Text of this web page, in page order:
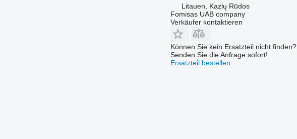
Litauen, Kazlų Rūdos
Fomisas UAB company
Verkäufer kontaktieren
Können Sie kein Ersatzteil nicht finden?
Senden Sie die Anfrage sofort!
Ersatzteil bestellen